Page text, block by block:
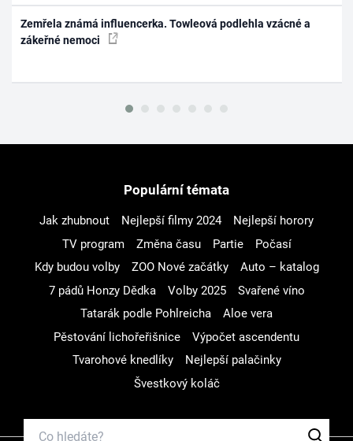
Zemřela známá influencerka. Towleová podlehla vzácné a
zákeřné nemoci
Populární témata
Jak zhubnout Nejlepší filmy 2024
Nejlepší horory
TV program
Změna času Partie
Počasí
Kdy budou volby
ZOO Nové začátky
Auto – katalog
7 pádů Honzy Dědka
Volby 2025
Svařené víno
Tatarák podle Pohlreicha
Aloe vera
Pěstování lichořeřišnice
Výpočet ascendentu
Tvarohové knedlíky
Nejlepší palačinky
Švestkový koláč